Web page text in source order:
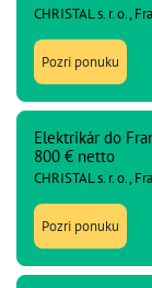
CHRISTAL s. r. o.,
Pozri ponuku
Elektrikár do
800 € netto
CHRISTAL s. r. o.,
Pozri ponuku